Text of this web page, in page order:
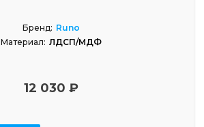
Бренд: Runo
Материал: ЛДСП/МДФ
12 030 ₽